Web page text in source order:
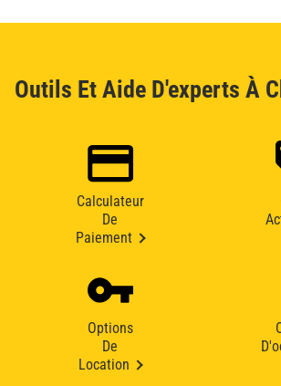
Outils Et Aide D'experts À
Calculateur
De
Paiement
Options
De
Location